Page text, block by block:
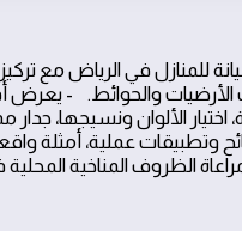
للمنازل في الرياض مع
الأرضيات والحوائط. -
اختيار الألوان ونسيجها،
وتطبيقات عملية، أمثلة
الظروف المناخية